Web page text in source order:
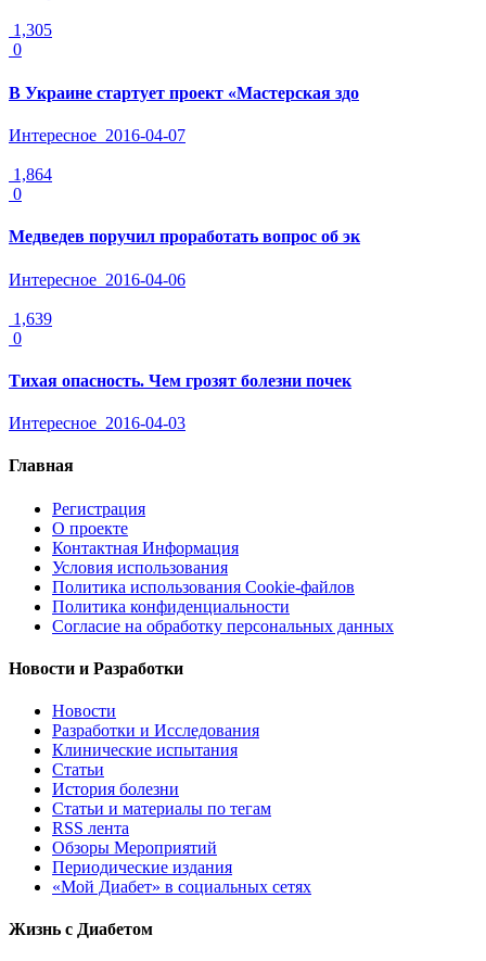
1,305
0
В Украине стартует проект «Мастерская здо
Интересное 2016-04-07
1,864
0
Медведев поручил проработать вопрос об эк
Интересное 2016-04-06
1,639
0
Тихая опасность. Чем грозят болезни почек
Интересное 2016-04-03
Главная
Регистрация
О проекте
Контактная Информация
Условия использования
Политика использования Cookie-файлов
Политика конфиденциальности
Согласие на обработку персональных данных
Новости и Разработки
Новости
Разработки и Исследования
Клинические испытания
Статьи
История болезни
Статьи и материалы по тегам
RSS лента
Обзоры Мероприятий
Периодические издания
«Мой Диабет» в социальных сетях
Жизнь с Диабетом